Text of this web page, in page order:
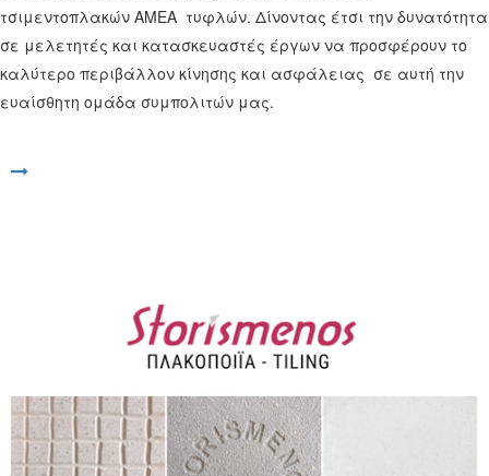
τσιμεντοπλακών ΑΜΕΑ τυφλών. Δίνοντας έτσι την δυνατότητα
σε μελετητές και κατασκευαστές έργων να προσφέρουν το
καλύτερο περιβάλλον κίνησης και ασφάλειας σε αυτή την
ευαίσθητη ομάδα συμπολιτών μας.
Άνοιγμα συνδέσμου